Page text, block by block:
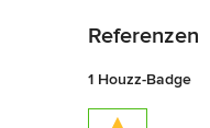
Referenzen
1 Houzz-Badge